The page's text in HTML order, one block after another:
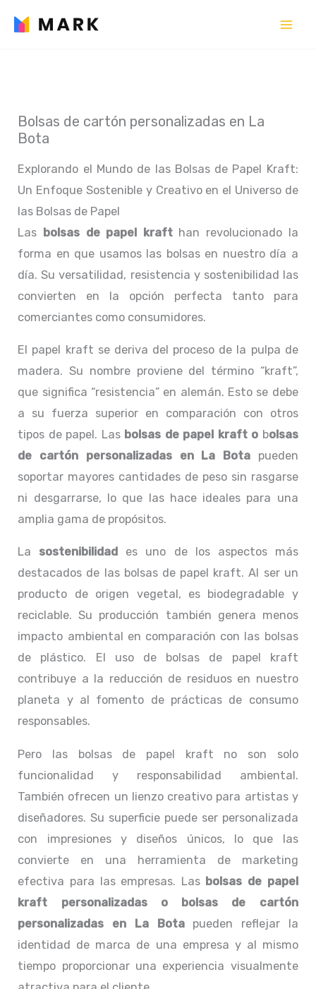
Bolsas de cartón personalizadas en La
Bota
Explorando el Mundo de las Bolsas de Papel Kraft:
Un Enfoque Sostenible y Creativo en el Universo de
las Bolsas de Papel
Las bolsas de papel krafthan revolucionado la
forma en que usamos las bolsas en nuestro día a
día. Su versatilidad, resistencia y sostenibilidad las
convierten en la opción perfecta tanto para
comerciantes como consumidores.
El papel kraft se deriva del proceso de la pulpa de
madera. Su nombre proviene del término “kraft”,
que significa “resistencia” en alemán. Esto se debe
a su fuerza superior en comparación con otros
tipos de papel. Las bolsas de papel kraft o bolsas
de cartón personalizadas en La Bota pueden
soportar mayores cantidades de peso sin rasgarse
ni desgarrarse, lo que las hace ideales para una
amplia gama de propósitos.
La sostenibilidad
es uno de los aspectos más
destacados de las bolsas de papel kraft. Al ser un
producto de origen vegetal, es biodegradable y
reciclable. Su producción también genera menos
impacto ambiental en comparación con las bolsas
de plástico. El uso de bolsas de papel kraft
contribuye a la reducción de residuos en nuestro
planeta y al fomento de prácticas de consumo
responsables.
Pero las bolsas de papel kraft no son solo
funcionalidad y responsabilidad ambiental.
También ofrecen un lienzo creativo para artistas y
diseñadores. Su superficie puede ser personalizada
con impresiones y diseños únicos, lo que las
convierte en una herramienta de marketing
efectiva para las empresas. Las bolsas de papel
kraft personalizadas o bolsas de cartón
personalizadas en La Botapueden reflejar la
identidad de marca de una empresa y al mismo
tiempo proporcionar una experiencia visualmente